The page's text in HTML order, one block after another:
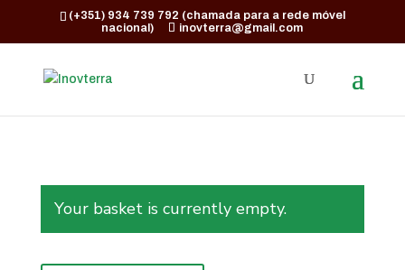
(+351) 934 739 792 (chamada para a rede móvel
nacional)
inovterra@gmail.com
Your basket is currently empty.